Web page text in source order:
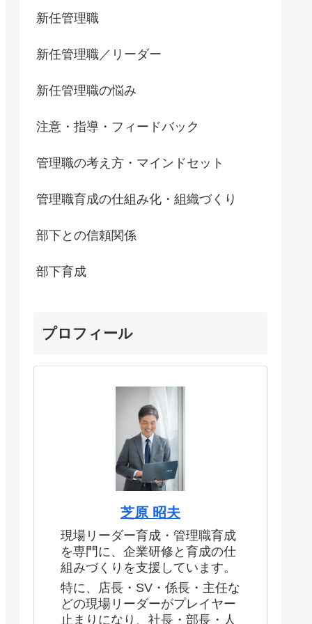
新任管理職
新任管理職／リーダー
新任管理職の悩み
注意・指導・フィードバック
管理職の考え方・マインドセット
管理職育成の仕組み化・組織づくり
部下との信頼関係
部下育成
プロフィール
芝原 昭夫
現場リーダー育成・管理職育成
を専門に、企業研修と育成の仕
組みづくりを支援しています。
特に、店長・SV・係長・主任な
どの現場リーダーがプレイヤー
止まりになり、社長・部長・人